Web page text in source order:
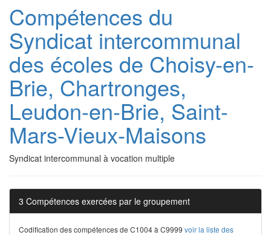
Compétences du
Syndicat intercommunal
des écoles de Choisy-en-
Brie, Chartronges,
Leudon-en-Brie, Saint-
Mars-Vieux-Maisons
Syndicat intercommunal à vocation multiple
3 Compétences exercées par le groupement
Codification des compétences de C1004 à C9999 voir la liste des